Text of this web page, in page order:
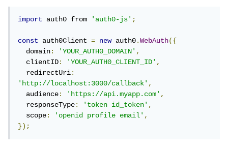
import auth0 from 'auth0-js';
const auth0Client = new auth0.WebAuth({
  domain
: 'YOUR_AUTH0_DOMAIN',
  clientID
: 'YOUR_AUTH0_CLIENT_ID',
  redirectUri
:
'http://localhost:3000/callback',
  audience
: 'https://api.myapp.com',
  responseType
: 'token id_token',
  scope
: 'openid profile email',
});